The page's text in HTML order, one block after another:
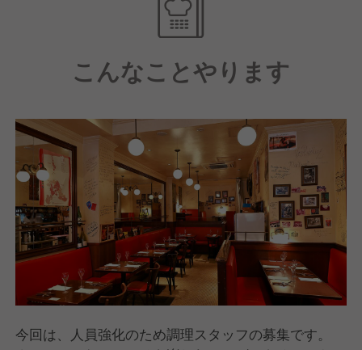
がものすごいワインをだしてくださることも。
◆ 店舗ワイン会
各店舗においても毎月ワインの勉強会を開きます。
◆ 収穫・醸造研修
毎年長野県東御市にある自社ワイン畑へ畑仕事を学び
に行きます。
秋には葡萄の収穫を行います。ここで収穫した葡萄の
ワインが翌年オザミオリジナルのワインとしてリリー
スされます。
◆レストラン研修
毎月自社レストラン、他社レストランを各自利用でき
るよう補助しています。
自社・他社ともに、お客としてレストランを利用して
こんなことやります
今回は、人員強化のため調理スタッフの募集です。